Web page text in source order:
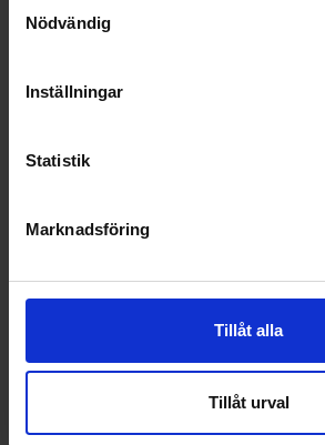
Nödvändig
Inställningar
Statistik
Marknadsföring
Tillåt alla
Tillåt urval
OM 4330-90 RT, Vit,
Smal
PRODUKTBLAD
Ljudnivå (dBA): 45